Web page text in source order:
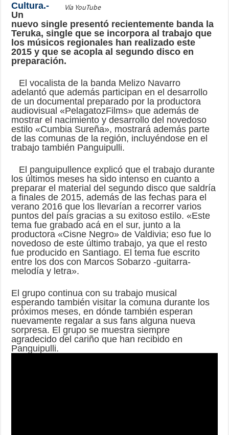
Vía YouTube
Cultura.-
Un
nuevo single presentó recientemente banda la
Teruka, single que se incorpora al trabajo que
los músicos regionales han realizado este
2015 y que se acopla al segundo disco en
preparación.
El vocalista de la banda Melizo Navarro
adelantó que además participan en el desarrollo
de un documental preparado por la productora
audiovisual «PelagatozFilms» que además de
mostrar el nacimiento y desarrollo del novedoso
estilo «Cumbia Sureña», mostrará además parte
de las comunas de la región, incluyéndose en el
trabajo también Panguipulli.
El panguipullence explicó que el trabajo durante
los últimos meses ha sido intenso en cuanto a
preparar el material del segundo disco que saldría
a finales de 2015, además de las fechas para el
verano 2016 que los llevarían a recorrer varios
puntos del país gracias a su exitoso estilo. «Este
tema fue grabado acá en el sur, junto a la
productora «Cisne Negro» de Valdivia; eso fue lo
novedoso de este último trabajo, ya que el resto
fue producido en Santiago. El tema fue escrito
entre los dos con Marcos Sobarzo -guitarra-
melodía y letra».
El grupo continua con su trabajo musical
esperando también visitar la comuna durante los
próximos meses, en dónde también esperan
nuevamente regalar a sus fans alguna nueva
sorpresa. El grupo se muestra siempre
agradecido del cariño que han recibido en
Panguipulli.